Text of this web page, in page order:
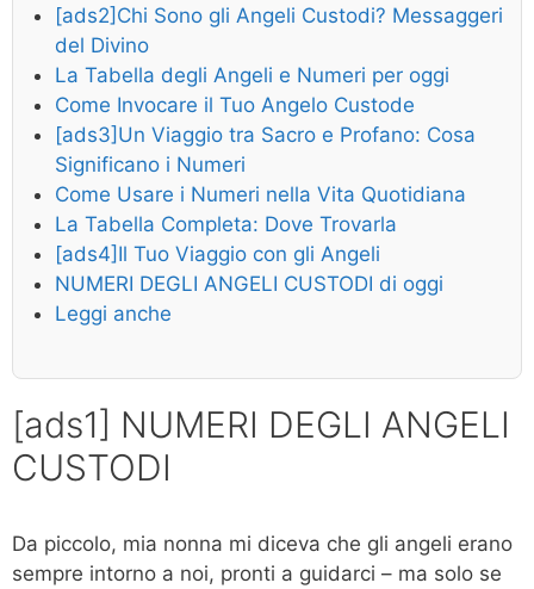
[ads2]Chi Sono gli Angeli Custodi? Messaggeri
del Divino
La Tabella degli Angeli e Numeri per oggi
Come Invocare il Tuo Angelo Custode
[ads3]Un Viaggio tra Sacro e Profano: Cosa
Significano i Numeri
Come Usare i Numeri nella Vita Quotidiana
La Tabella Completa: Dove Trovarla
[ads4]Il Tuo Viaggio con gli Angeli
NUMERI DEGLI ANGELI CUSTODI di oggi
Leggi anche
[ads1] NUMERI DEGLI ANGELI
CUSTODI
Da piccolo, mia nonna mi diceva che gli angeli erano
sempre intorno a noi, pronti a guidarci – ma solo se